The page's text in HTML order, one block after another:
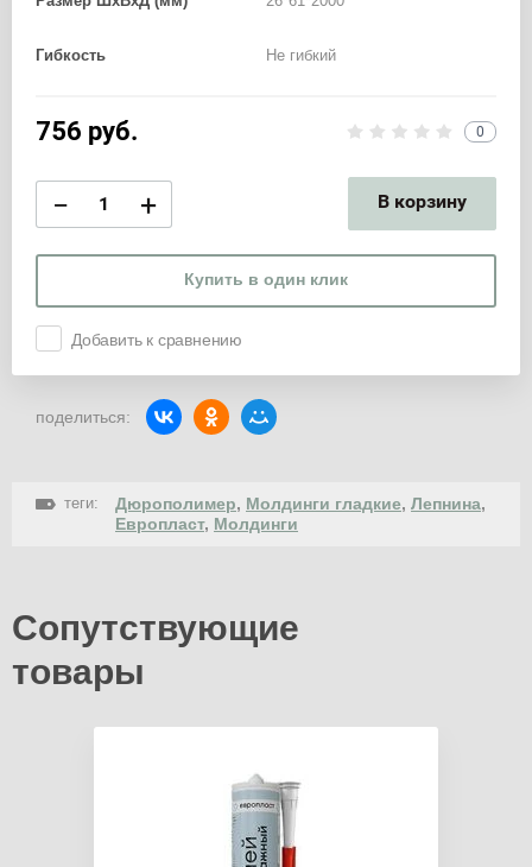
Гибкость Не гибкий
756 руб. 0
− + В корзину
Купить в один клик
Добавить к сравнению
поделиться:
теги: Дюрополимер, Молдинги гладкие, Лепнина,
Европласт, Молдинги
Сопутствующие
товары